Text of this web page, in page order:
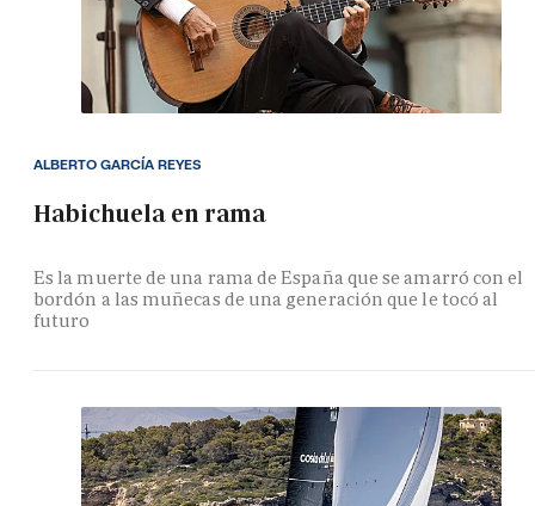
Habichuela en rama
Es la muerte de una rama de España que se amarró con el
bordón a las muñecas de una generación que le tocó al
futuro
ALBERTO GARCÍA REYES